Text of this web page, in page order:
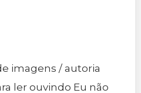
imagens / autoria
ler ouvindo Eu não